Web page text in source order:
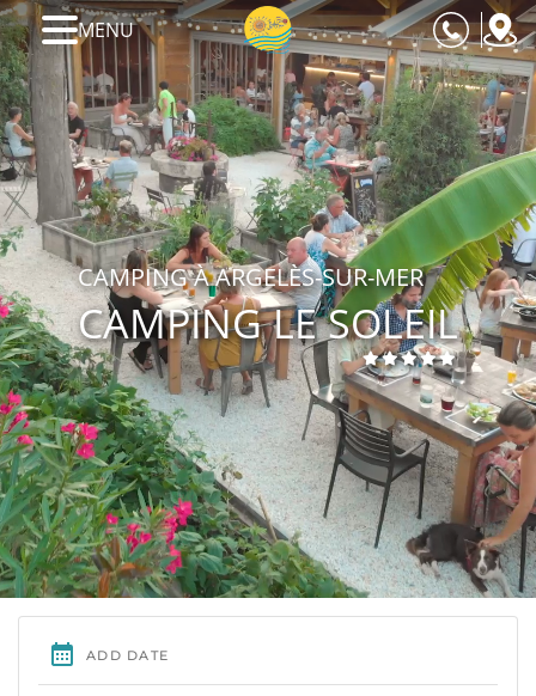
MENU
CAMPING À ARGELÈS-SUR-MER
CAMPING LE SOLEIL